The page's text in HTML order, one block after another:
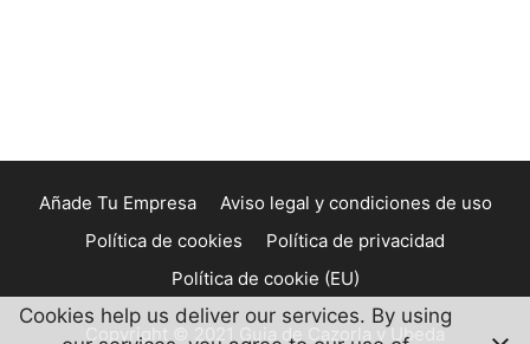
Añade Tu Empresa
Aviso legal y condiciones de uso
Política de cookies
Política de privacidad
Política de cookie (EU)
Copyright © 2021 Guia de Cazorla y Ubeda
Cookies help us deliver our services. By using